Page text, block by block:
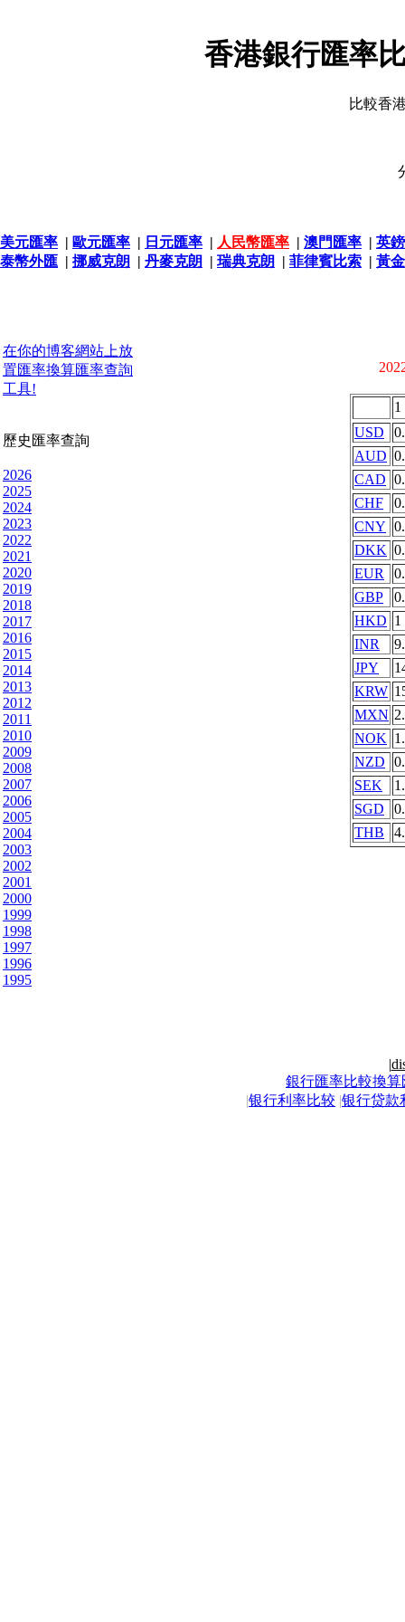
香港銀行匯率
比較香
美元匯率 | 歐元匯率 | 日元匯率 | 人民幣匯率 | 澳門匯率 | 英
泰幣外匯 | 挪威克朗 | 丹麥克朗 | 瑞典克朗 | 菲律賓比索 | 黃
在你的博客網站上放
置匯率換算匯率查詢
工具!
歷史匯率查詢
2026
2025
2024
2023
2022
2021
2020
2019
2018
2017
2016
2015
2014
2013
2012
2011
2010
2009
2008
2007
2006
2005
2004
2003
2002
2001
2000
1999
1998
1997
1996
1995
1
USD
AUD
CAD
CHF
CNY
DKK
EUR
GBP
HKD 1
INR
JPY
KRW
MXN
NOK
NZD
SEK
SGD
THB
|
銀行匯率比較換算
|银行利率比较 |银行贷款